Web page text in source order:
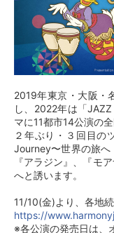
2019年東京・大阪・
し、2022年は「
マに11都市14公演の
２年ぶり・３回目の
Journey〜世界の旅へ
『アラジン』、『モ
へと誘います。
11/10(金)より、各地
https://
※各公演の発売日は、